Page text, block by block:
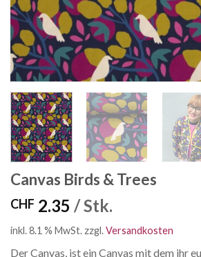
Canvas Birds & Trees
CHF 2.35 / Stk.
inkl. 8.1 % MwSt. zzgl.Versandkosten
Der Canvas, ist ein Canvas mit dem ihr